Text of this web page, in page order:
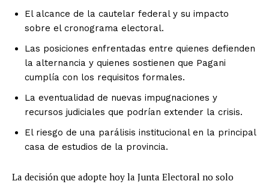
El alcance de la cautelar federal y su impacto
sobre el cronograma electoral.
Las posiciones enfrentadas entre quienes defienden
la alternancia y quienes sostienen que Pagani
cumplía con los requisitos formales.
La eventualidad de nuevas impugnaciones y
recursos judiciales que podrían extender la crisis.
El riesgo de una parálisis institucional en la principal
casa de estudios de la provincia.
La decisión que adopte hoy la Junta Electoral no solo